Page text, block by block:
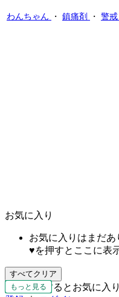
もっと見る
もっと見る
もっと見る
もっと見る
もっと見る
もっと見る
もっと見る
もっと見る
もっと見る
もっと見る
もっと見る
もっと見る
もっと見る
もっと見る
もっと見る
もっと見る
もっと見る
わんちゃん ・ 鎮痛剤 ・ 警戒
お気に入り
お気に入りはまだあ
♥を押すとここに表
すべてクリア
会員登録するとお気に入